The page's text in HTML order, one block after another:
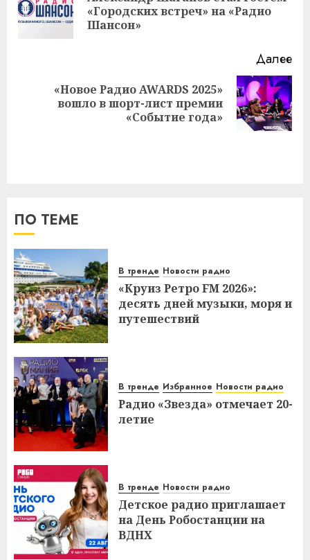
«Городских встреч» на «Радио
Шансон»
Далее
Следующая
«Новое Радио AWARDS 2025»
вошло в шорт-лист премии
«Событие года»
ПО ТЕМЕ
В тренде Новости радио
«Круиз Ретро FM 2026»:
десять дней музыки, моря и
путешествий
В тренде Избранное Новости радио
Радио «Звезда» отмечает 20-
летие
В тренде Новости радио
Детское радио приглашает
на День Робостанции на
ВДНХ